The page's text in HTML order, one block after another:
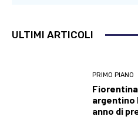
ULTIMI ARTICOLI
PRIMO PIANO
argentino
anno di